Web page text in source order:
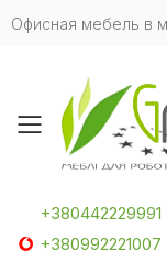
Офисная мебель в
Toggle
+380442229991
+380992221007